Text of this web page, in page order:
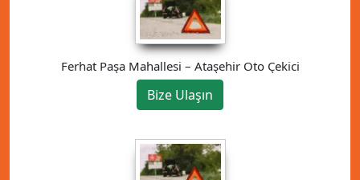
Ferhat Paşa Mahallesi – Ataşehir Oto Çekici
Bize Ulaşın